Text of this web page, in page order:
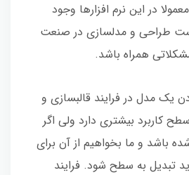
در این نرم افزارها وجود
طراحی و مدلسازی در صنعت
مشکلاتی همراه باشد.
یک مدل در فرایند قالبسازی و
کاربرد بیشتری دارد ولی اگر
باشد و ما بخواهیم از آن برای
تبدیل به سطح شود. فرایند